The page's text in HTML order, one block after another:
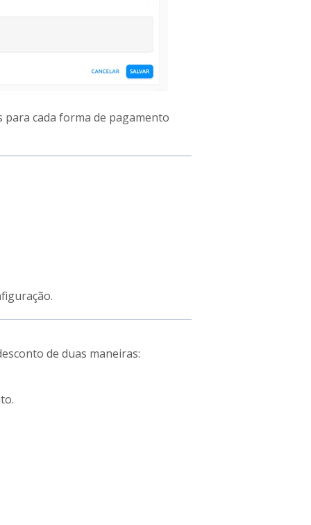
cada forma de pagamento
de duas maneiras: